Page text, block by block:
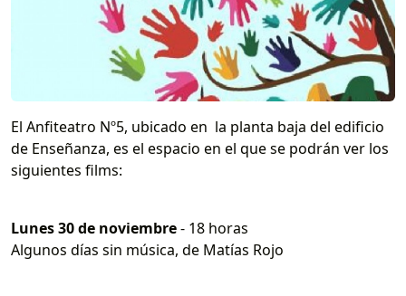
El Anfiteatro Nº5, ubicado en la planta baja del edificio
de Enseñanza, es el espacio en el que se podrán ver los
siguientes films:
Lunes 30 de noviembre- 18 horas
Algunos días sin música, de Matías Rojo